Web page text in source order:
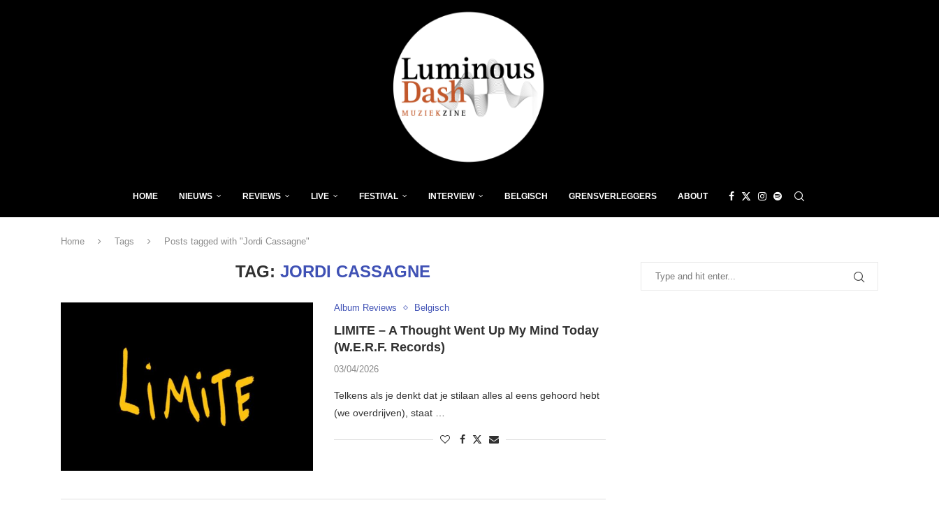
HOME NIEUWS REVIEWS LIVE FESTIVAL INTERVIEW BELGISCH GRENSVERLEGGERS ABOUT
Home Tags Posts tagged with "Jordi Cassagne"
TAG:JORDI CASSAGNE
Album Reviews Belgisch
LIMITE – A Thought Went Up My Mind Today
(W.E.R.F. Records)
03/04/2026
Telkens als je denkt dat je stilaan alles al eens gehoord hebt
(we overdrijven), staat …